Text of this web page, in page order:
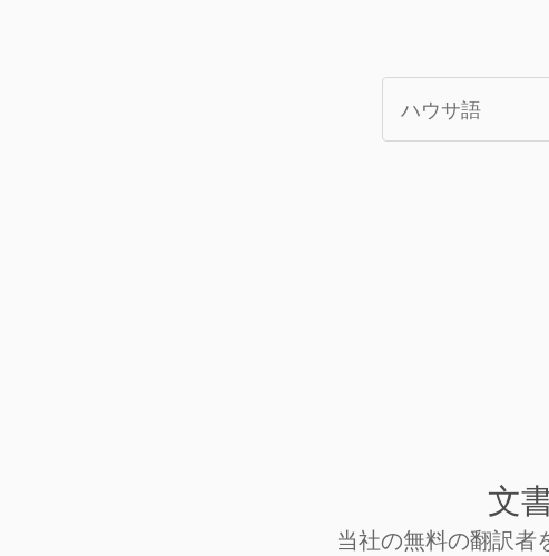
文
当社の無料の翻訳者